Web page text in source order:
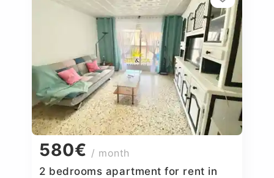
580€ / month
2 bedrooms apartment for rent in